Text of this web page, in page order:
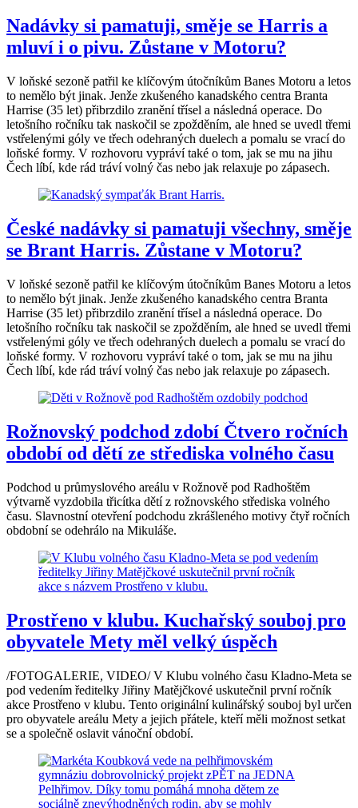
Nadávky si pamatuji, směje se Harris a
mluví i o pivu. Zůstane v Motoru?
V loňské sezoně patřil ke klíčovým útočníkům Banes Motoru a letos
to nemělo být jinak. Jenže zkušeného kanadského centra Branta
Harrise (35 let) přibrzdilo zranění třísel a následná operace. Do
letošního ročníku tak naskočil se zpožděním, ale hned se uvedl třemi
vstřelenými góly ve třech odehraných duelech a pomalu se vrací do
loňské formy. V rozhovoru vypráví také o tom, jak se mu na jihu
Čech líbí, kde rád tráví volný čas nebo jak relaxuje po zápasech.
České nadávky si pamatuji všechny, směje
se Brant Harris. Zůstane v Motoru?
V loňské sezoně patřil ke klíčovým útočníkům Banes Motoru a letos
to nemělo být jinak. Jenže zkušeného kanadského centra Branta
Harrise (35 let) přibrzdilo zranění třísel a následná operace. Do
letošního ročníku tak naskočil se zpožděním, ale hned se uvedl třemi
vstřelenými góly ve třech odehraných duelech a pomalu se vrací do
loňské formy. V rozhovoru vypráví také o tom, jak se mu na jihu
Čech líbí, kde rád tráví volný čas nebo jak relaxuje po zápasech.
Rožnovský podchod zdobí Čtvero ročních
období od dětí ze střediska volného času
Podchod u průmyslového areálu v Rožnově pod Radhoštěm
výtvarně vyzdobila třicítka dětí z rožnovského střediska volného
času. Slavnostní otevření podchodu zkrášleného motivy čtyř ročních
obdobní se odehrálo na Mikuláše.
Prostřeno v klubu. Kuchařský souboj pro
obyvatele Mety měl velký úspěch
/FOTOGALERIE, VIDEO/ V Klubu volného času Kladno-Meta se
pod vedením ředitelky Jiřiny Matějčkové uskutečnil první ročník
akce Prostřeno v klubu. Tento originální kulinářský souboj byl určen
pro obyvatele areálu Mety a jejich přátele, kteří měli možnost setkat
se a společně oslavit vánoční období.